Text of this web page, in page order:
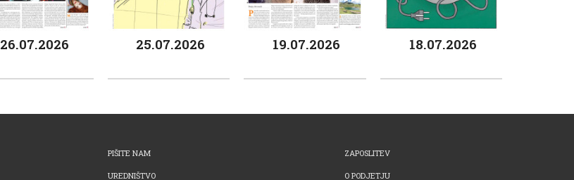
26.07.2026 25.07.2026 19.07.2026 18.07.2026
PIŠITE NAM
UREDNIŠTVO
ZAPOSLITEV
O PODJETJU